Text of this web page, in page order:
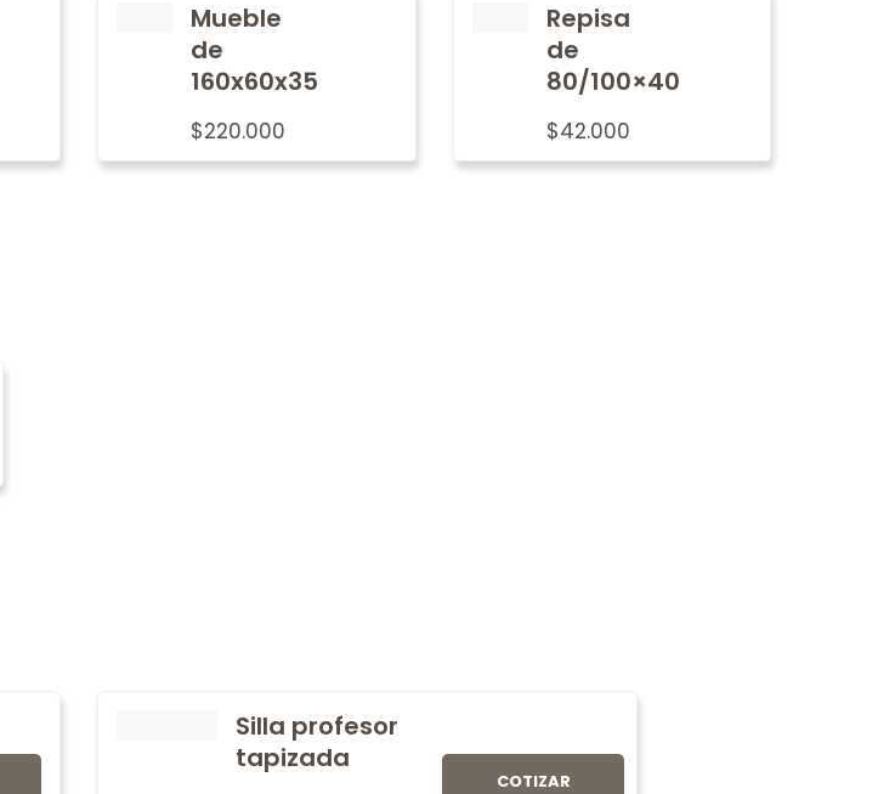
Mueble
de
160x60x35
$220.000
Repisa
de
80/100×40
$42.000
Silla profesor
tapizada
COTIZAR